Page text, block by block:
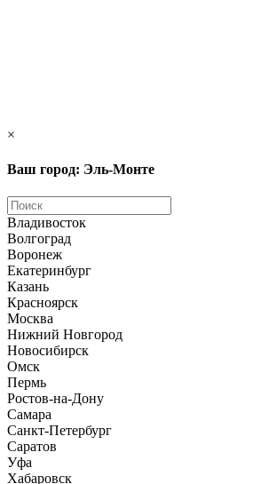
×
Ваш город: Эль-Монте
Владивосток
Волгоград
Воронеж
Екатеринбург
Казань
Красноярск
Москва
Нижний Новгород
Новосибирск
Омск
Пермь
Ростов-на-Дону
Самара
Санкт-Петербург
Саратов
Уфа
Хабаровск